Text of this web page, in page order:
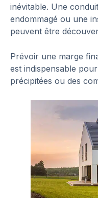
inévitable. Une
endommagé ou une
peuvent être
Prévoir une marge
est indispensable
précipitées ou des